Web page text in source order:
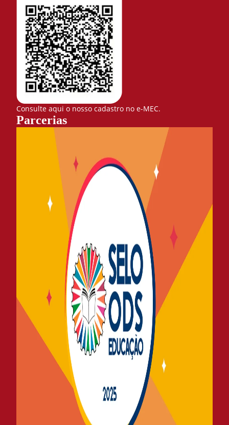
Consulte aqui o nosso cadastro no e-MEC.
Parcerias